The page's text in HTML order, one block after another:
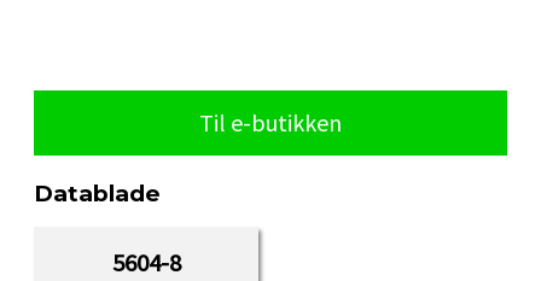
Til e-butikken
Datablade
5604-8